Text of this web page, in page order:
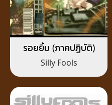
รอยยิ้ม (ภาคปฏิบัติ)
Silly Fools